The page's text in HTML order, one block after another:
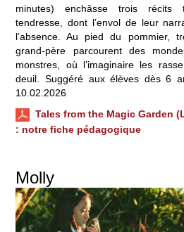
minutes) enchâsse trois récits
tendresse, dont l’envol de leur
l’absence. Au pied du pommier,
grand-père parcourent des
monstres, où l’imaginaire les
deuil. Suggéré aux élèves dès 6
10.02.2026
Tales from the Magic Garden
: notre fiche pédagogique
Molly